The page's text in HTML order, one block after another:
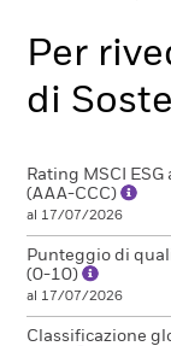
Per
di
Rating MSCI
(AAA-CCC)
al 17/07/2026
Punteggio di
(0-10)
al 17/07/2026
Classificazione